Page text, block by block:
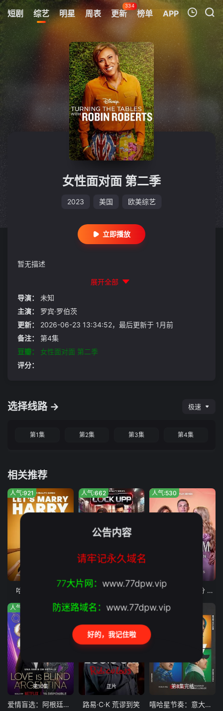
短剧 综艺 明星 周表 更新
334
榜单 APP
我的观影记录
暂无观看影片的记录
女性面对面 第二季
2023 美国 欧美综艺
立即播放
暂无描述
展开全部
导演：
未知
主演：
罗宾·罗伯茨
更新：
2026-06-23 13:34:52，最后更新于 1月前
备注：
第4集
豆瓣：
女性面对面 第二季
评分：
选择线路 → 极速
第1集 第2集 第3集 第4集
相关推荐
人气:921
哈利的绝配情人
人气:662 人气:530
最后通牒不结就分 第四季
第10集
人气:123
爱情盲选：阿根廷篇第二季
正片
人气:966
路易·C·K 荒谬到笑
第8集完结
人气:690
嘻哈星节奏：意大利篇第三季
公告内容
请牢记永久域名
77大片网： www.77dpw.vip
防迷路域名： www.77dpw.vip
好的，我记住啦